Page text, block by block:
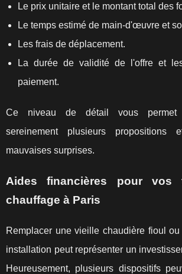
Le prix unitaire et le montant total des
Le temps estimé de main-d'œuvre et
Les frais de déplacement.
La durée de validité de l'offre et
paiement.
Ce niveau de détail vous permet
sereinement plusieurs propositions
mauvaises surprises.
Aides financières pour vos
chauffage à Paris
Remplacer une vieille chaudière fioul
installation peut représenter un
Heureusement, plusieurs dispositifs